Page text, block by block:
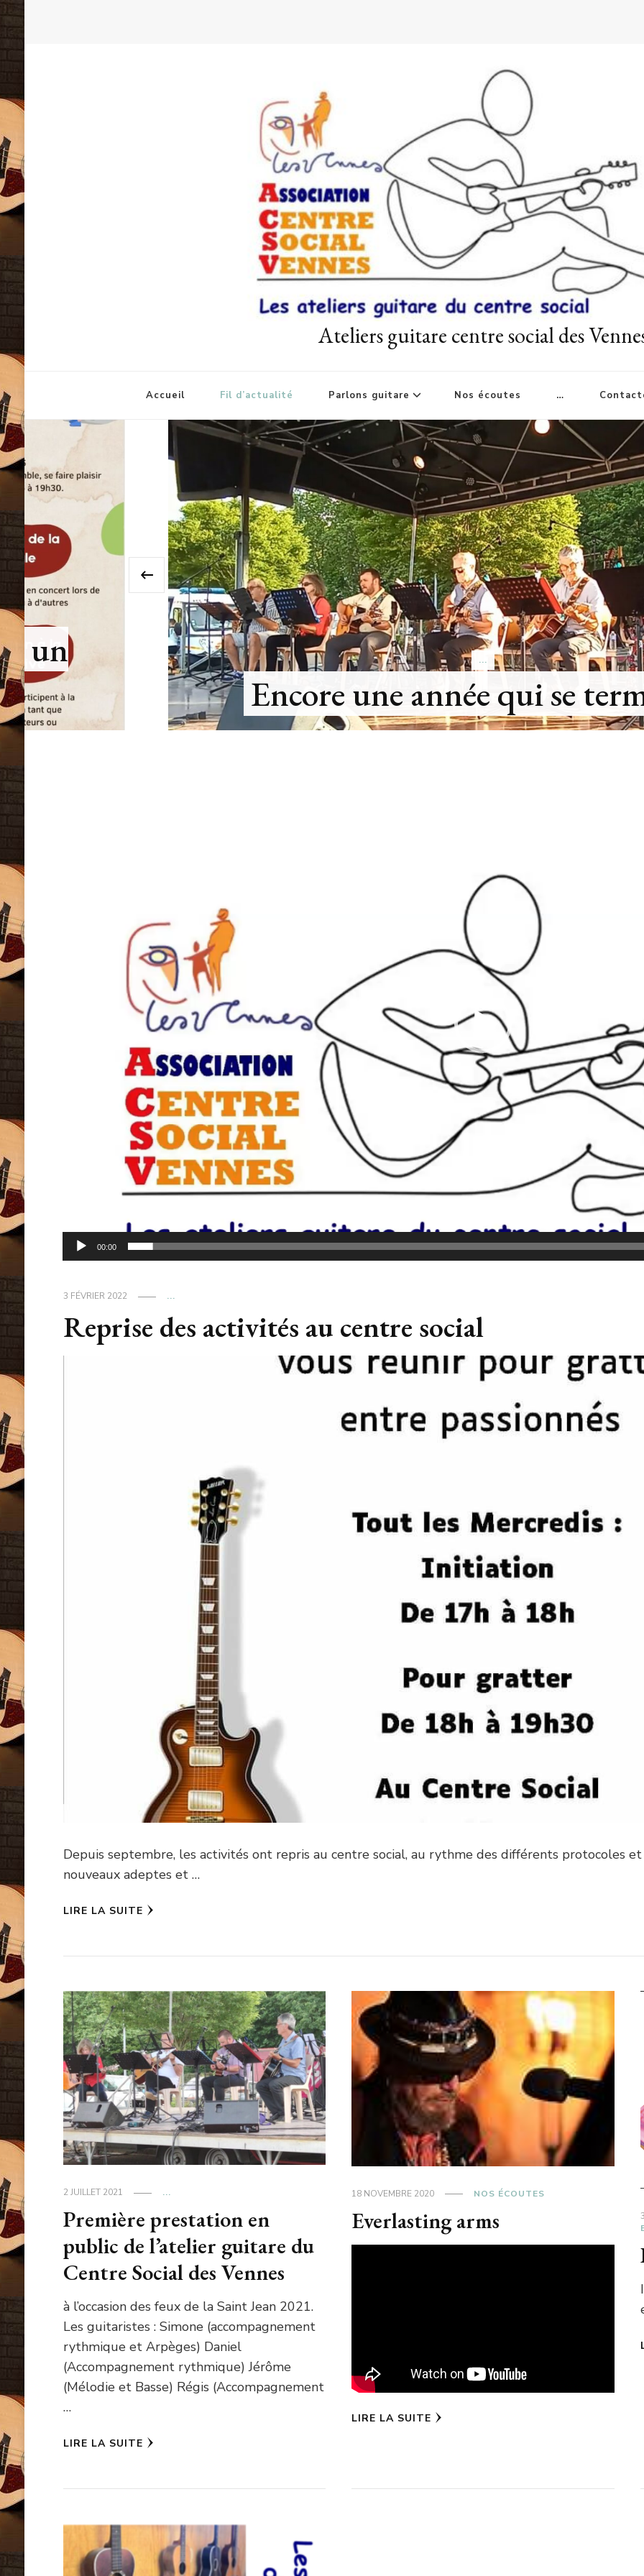
Ateliers guitare centre social des
Accueil Fil d’actualité Parlons guitare Nos écoutes …
...
Prestation des feux de la
‹
00:00
3 FÉVRIER 2022 ...
Reprise des activités au centre social
Depuis septembre, les activités ont repris au centre social, au rythme des différents protocoles
nouveaux adeptes et …
LIRE LA SUITE
2 JUILLET 2021 ...
Première prestation en
public de l’atelier guitare du
Centre Social des Vennes
à l’occasion des feux de la Saint Jean 2021.
Les guitaristes : Simone (accompagnement
rythmique et Arpèges) Daniel
(Accompagnement rythmique) Jérôme
(Mélodie et Basse) Régis (Accompagnement
…
LIRE LA SUITE
18 NOVEMBRE 2020 NOS ÉCOUTES
Everlasting arms
LIRE LA SUITE